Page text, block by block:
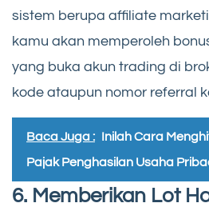
sistem berupa affiliate
kamu akan memperoleh
yang buka akun trading di
kode ataupun nomor referral
Baca Juga : Inilah Cara
Pajak Penghasilan Usaha
6. Memberikan Lot